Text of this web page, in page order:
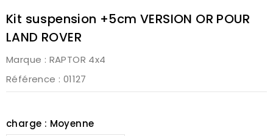
Kit suspension +5cm VERSION OR POUR
LAND ROVER
Marque : RAPTOR 4x4
Référence : 01127
charge : Moyenne